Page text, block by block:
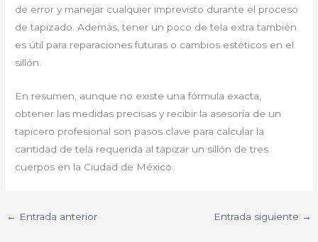
de error y manejar cualquier imprevisto durante el proceso
de tapizado. Además, tener un poco de tela extra también
es útil para reparaciones futuras o cambios estéticos en el
sillón.
En resumen, aunque no existe una fórmula exacta,
obtener las medidas precisas y recibir la asesoría de un
tapicero profesional son pasos clave para calcular la
cantidad de tela requerida al tapizar un sillón de tres
cuerpos en la Ciudad de México.
← Entrada anterior Entrada siguiente →